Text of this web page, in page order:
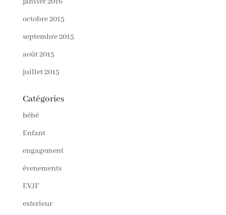
octobre 2015
septembre 2015
août 2015
juillet 2015
Catégories
bébé
Enfant
engagement
évenements
EVJF
exterieur